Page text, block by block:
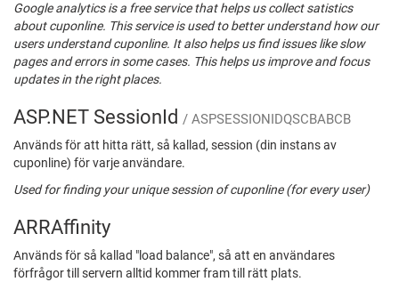
Google analytics is a free service that helps us collect satistics
about cuponline. This service is used to better understand how our
users understand cuponline. It also helps us find issues like slow
pages and errors in some cases. This helps us improve and focus
updates in the right places.
ASP.NET SessionId / ASPSESSIONIDQSCBABCB
Används för att hitta rätt, så kallad, session (din instans av
cuponline) för varje användare.
Used for finding your unique session of cuponline (for every user)
ARRAffinity
Används för så kallad "load balance", så att en användares
förfrågor till servern alltid kommer fram till rätt plats.